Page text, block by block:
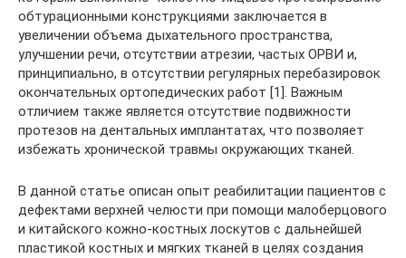
обтурационными конструкциями заключается в
увеличении объема дыхательного пространства,
улучшении речи, отсутствии атрезии, частых ОРВИ и,
принципиально, в отсутствии регулярных перебазировок
окончательных ортопедических работ [1]. Важным
отличием также является отсутствие подвижности
протезов на дентальных имплантатах, что позволяет
избежать хронической травмы окружающих тканей.
В данной статье описан опыт реабилитации пациентов с
дефектами верхней челюсти при помощи малоберцового
и китайского кожно-костных лоскутов с дальнейшей
пластикой костных и мягких тканей в целях создания